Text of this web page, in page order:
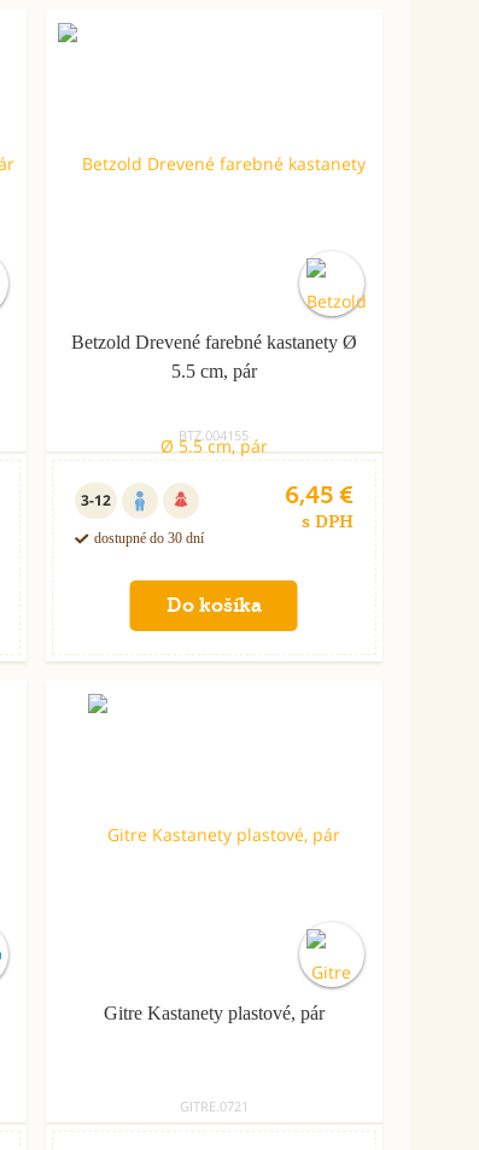
Betzold Drevené farebné kastanety Ø
5.5 cm, pár
BTZ.004155
3-12
dostupné do 30 dní
6,45 €
s DPH
Gitre Kastanety plastové, pár
GITRE.0721